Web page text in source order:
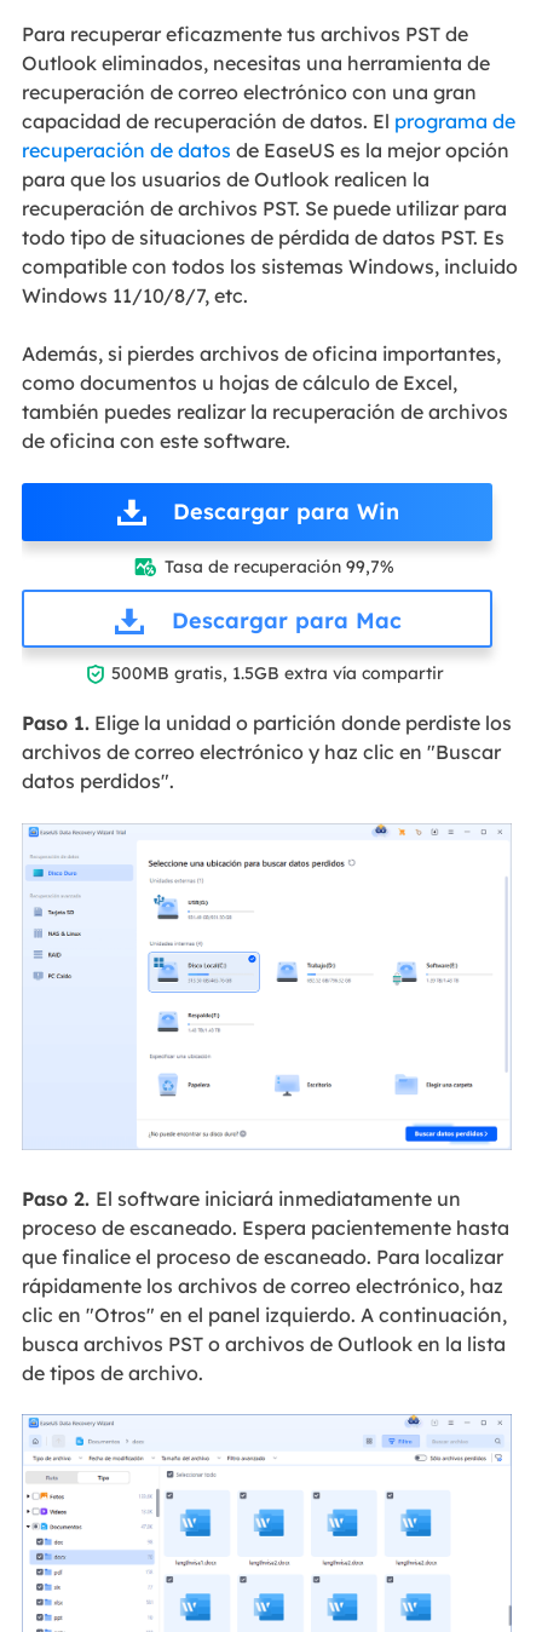
Para recuperar eficazmente tus archivos PST de
Outlook eliminados, necesitas una herramienta de
recuperación de correo electrónico con una gran
capacidad de recuperación de datos. El programa de
recuperación de datos de EaseUS es la mejor opción
para que los usuarios de Outlook realicen la
recuperación de archivos PST. Se puede utilizar para
todo tipo de situaciones de pérdida de datos PST. Es
compatible con todos los sistemas Windows, incluido
Windows 11/10/8/7, etc.
Además, si pierdes archivos de oficina importantes,
como documentos u hojas de cálculo de Excel,
también puedes realizar la recuperación de archivos
de oficina con este software.
Descargar para Win
 Tasa de recuperación 99,7%
Descargar para Mac
 500MB gratis, 1.5GB extra vía compartir
Paso 1.Elige la unidad o partición donde perdiste los
archivos de correo electrónico y haz clic en "Buscar
datos perdidos".
Paso 2. El software iniciará inmediatamente un
proceso de escaneado. Espera pacientemente hasta
que finalice el proceso de escaneado. Para localizar
rápidamente los archivos de correo electrónico, haz
clic en "Otros" en el panel izquierdo. A continuación,
busca archivos PST o archivos de Outlook en la lista
de tipos de archivo.